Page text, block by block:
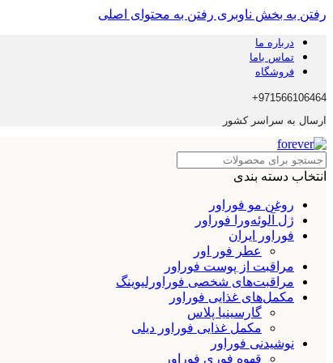
رفتن به بخش ناوبری رفتن به محتوای اصلی
درباره ما
تماس باما
فروشگاه
971566106464+
ارسال به سراسر کشور
انتخاب دسته بندی
روغن مو فوراور
ژل آلوئه‌ورا فوراور
فوراور ایران
عطر فور اور
مراقبت از پوست فوراور
مراقبت‌های شخصی فوراورلیوینگ
مکمل‌های غذایی فوراور
گارسینیا پلاس
مکمل غذایی فوراور دیلی
نوشیدنی فوراور
قهوه فوری فوراور